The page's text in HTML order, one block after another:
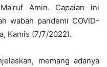
Amin. Capaian ini
wabah pandemi COVID-
Kamis (7/7/2022).
memang adanya